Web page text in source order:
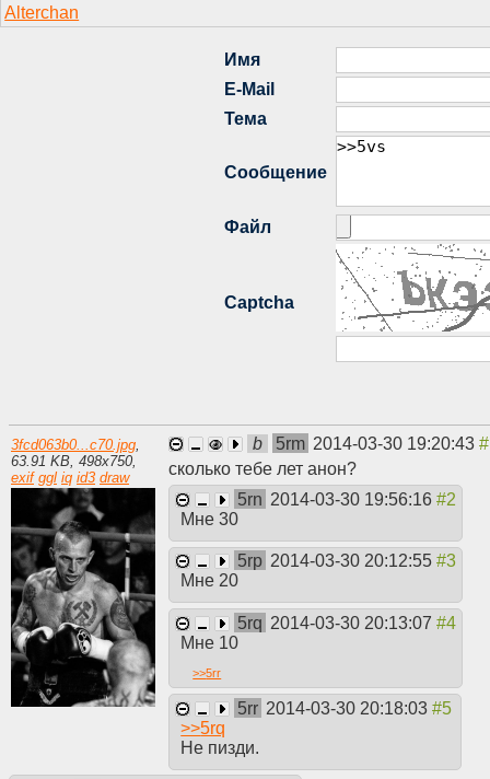
3fcd063b0...c70.jpg,
63.91 KB, 498x750,
exif ggl iq id3 draw
b 5rm 2014-03-30 19:20:43
сколько тебе лет анон?
5rn 2014-03-30 19:56:16
Мне 30
5rp 2014-03-30 20:12:55
Мне 20
5rq 2014-03-30 20:13:07
Мне 10
>>5rr
5rr 2014-03-30 20:18:03
>>5rq
Не пизди.